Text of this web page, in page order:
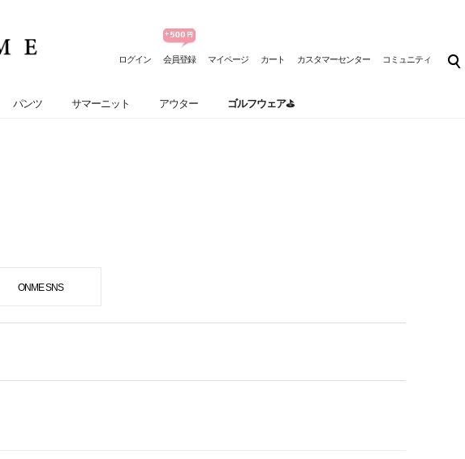
ログイン 会員登録 マイページ カート カスタマーセンター コミュニティ
パンツ サマーニット アウター ゴルフウェア⛳
ONME SNS